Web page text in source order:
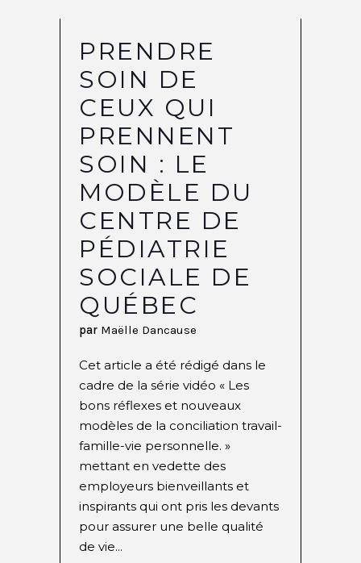
PRENDRE
SOIN DE
CEUX QUI
PRENNENT
SOIN : LE
MODÈLE DU
CENTRE DE
PÉDIATRIE
SOCIALE DE
QUÉBEC
par Maëlle Dancause
Cet article a été rédigé dans le
cadre de la série vidéo « Les
bons réflexes et nouveaux
modèles de la conciliation travail-
famille-vie personnelle. »
mettant en vedette des
employeurs bienveillants et
inspirants qui ont pris les devants
pour assurer une belle qualité
de vie...